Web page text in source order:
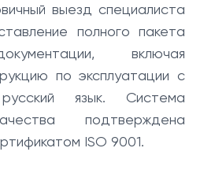
выезд специалиста
полного пакета
включая
по эксплуатации с
язык. Система
подтверждена
ISO 9001.